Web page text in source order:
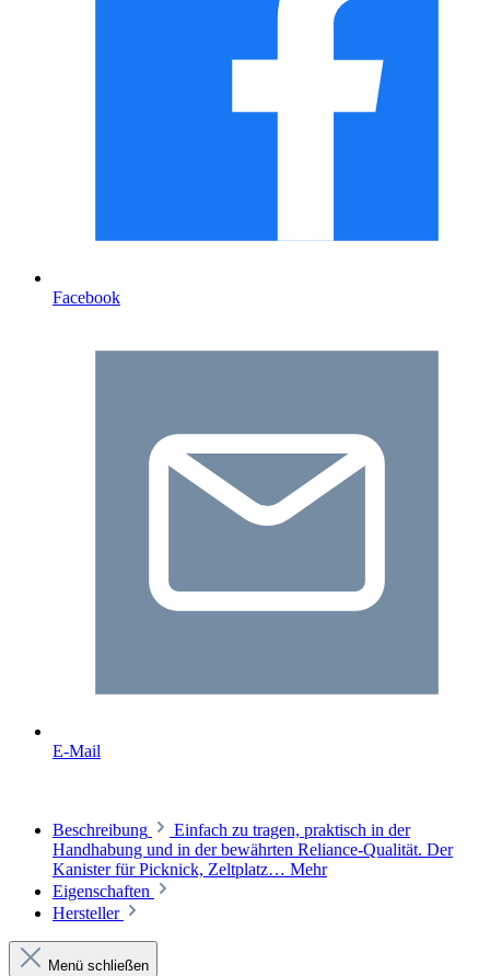
Facebook
E-Mail
Beschreibung
Einfach zu tragen, praktisch in der
Handhabung und in der bewährten Reliance-Qualität. Der
Kanister für Picknick, Zeltplatz… Mehr
Eigenschaften
Hersteller
Menü schließen